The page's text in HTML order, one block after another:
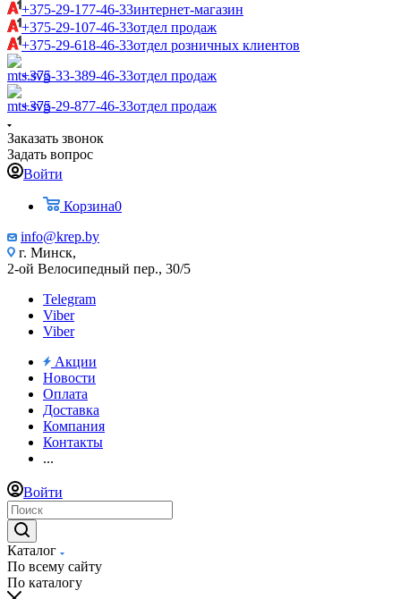
+375-29-177-46-33интернет-магазин
+375-29-107-46-33отдел продаж
+375-29-618-46-33отдел розничных клиентов
+375-33-389-46-33отдел продаж
+375-29-877-46-33отдел продаж
Заказать звонок
Задать вопрос
Войти
Корзина0
info@krep.by
г. Минск,
2-ой Велосипедный пер., 30/5
Telegram
Viber
Viber
Акции
Новости
Оплата
Доставка
Компания
Контакты
...
Войти
Каталог
По всему сайту
По каталогу